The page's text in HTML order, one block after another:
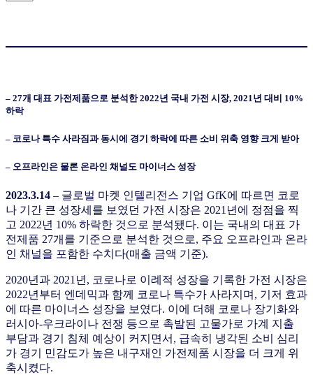
– 27개 대표 가전제품으로 분석한 2022년 국내 가전 시장, 2021년 대비 10%
하락
– 코로나 특수 사라짐과 동시에 경기 하락에 따른 소비 위축 영향 크게 받아
– 오프라인은 물론 온라인 채널도 마이너스 성장
2023.3.14 – 글로벌 마켓 인텔리전스 기업 GfK에 따르면 코로
나 기간 큰 성장세를 보였던 가전 시장은 2021년에 정점을 찍
고 2022년 10% 하락한 것으로 분석됐다. 이는 국내의 대표 가
전제품 27개를 기준으로 분석한 것으로, 주요 오프라인과 온라
인 채널을 포함한 수치다(매출 금액 기준).
2020년과 2021년, 코로나로 이례적 성장을 기록한 가전 시장은
2022년부터 엔데믹과 함께 코로나 특수가 사라지며, 기저 효과
에 따른 마이너스 성장을 보였다. 이에 더해 코로나 장기화와
러시아-우크라이나 전쟁 등으로 촉발된 고물가로 가계 지출
부담과 경기 침체 예상이 커지면서, 급속히 냉각된 소비 심리
가 경기 민감도가 높은 내구재인 가전제품 시장을 더 크게 위
축시켰다.